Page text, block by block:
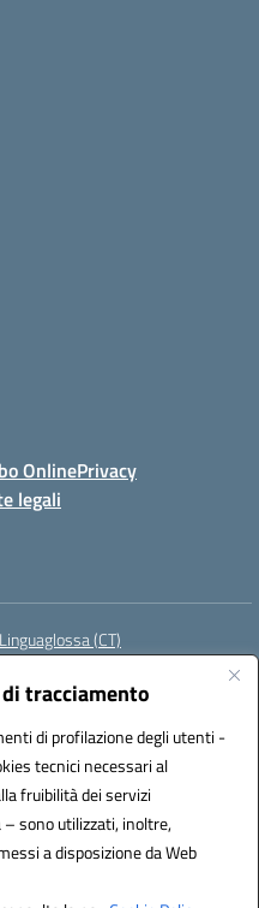
tracciamento
di profilazione degli utenti -
tecnici necessari al
fruibilità dei servizi
sono utilizzati, inoltre,
a disposizione da Web
OnlinePrivacy
legali
(CT)
(IPA): istsc_CTIC83200R
3D Solution S.r.l.